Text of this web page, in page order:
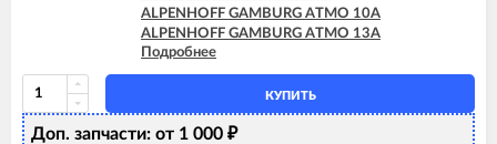
ALPENHOFF GAMBURG ATMO 10A
ALPENHOFF GAMBURG ATMO 13A
ALPENHOFF GAMBURG ATMO 16A
ALPENHOFF GAMBURG ATMO 20A
ALPENHOFF GAMBURG ATMO 24A
Подробнее
КУПИТЬ
Доп. запчасти: от 1 000 ₽